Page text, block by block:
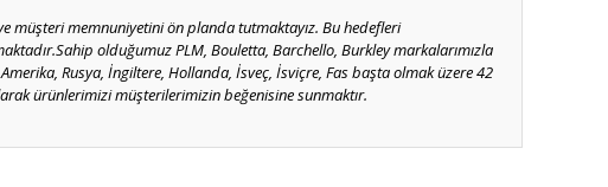
müşteri memnuniyetini ön planda tutmaktayız. Bu hedefleri
olduğumuz PLM, Bouletta, Barchello, Burkley markalarımızla
Rusya, İngiltere, Hollanda, İsveç, İsviçre, Fas başta olmak üzere 42
ürünlerimizi müşterilerimizin beğenisine sunmaktır.